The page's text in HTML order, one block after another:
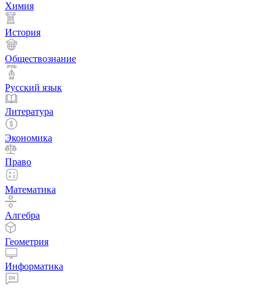
Химия
История
Обществознание
Русский язык
Литература
Экономика
Право
Математика
Алгебра
Геометрия
Информатика